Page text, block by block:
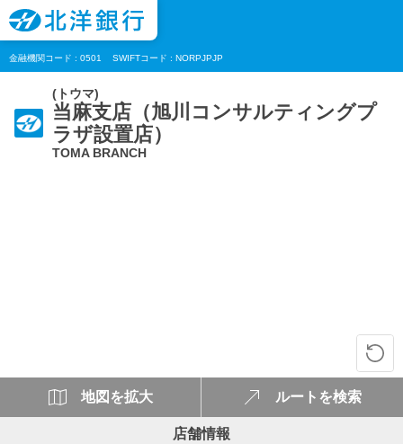
金融機関コード : 0501 SWIFTコード : NORPJPJP
(トウマ)
当麻支店（旭川コンサルティングプ
ラザ設置店）
TOMA BRANCH
地図を拡大 ルートを検索
店舗情報